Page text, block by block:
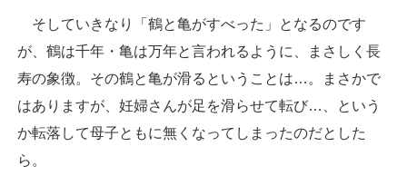
そしていきなり「鶴と亀がすべった」となるのです
が、鶴は千年・亀は万年と言われるように、まさしく長
寿の象徴。その鶴と亀が滑るということは…。まさかで
はありますが、妊婦さんが足を滑らせて転び…、という
か転落して母子ともに無くなってしまったのだとした
ら。